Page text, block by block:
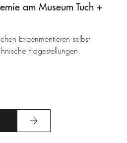
am Museum Tuch +
Experimentieren selbst
Fragestellungen.